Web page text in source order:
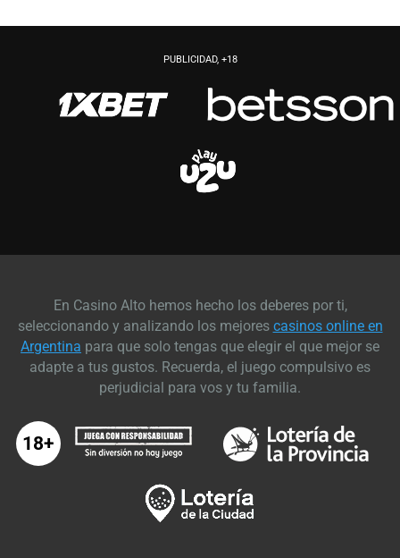
PUBLICIDAD, +18
18+
En Casino Alto hemos hecho los deberes por ti,
seleccionando y analizando los mejores casinos online en
Argentina para que solo tengas que elegir el que mejor se
adapte a tus gustos. Recuerda, el juego compulsivo es
perjudicial para vos y tu familia.